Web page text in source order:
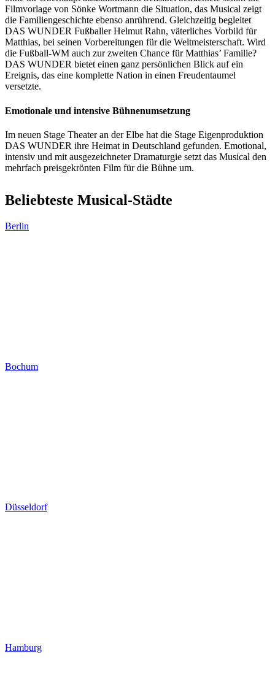
Filmvorlage von Sönke Wortmann die Situation, das Musical zeigt
die Familiengeschichte ebenso anrührend. Gleichzeitig begleitet
DAS WUNDER Fußballer Helmut Rahn, väterliches Vorbild für
Matthias, bei seinen Vorbereitungen für die Weltmeisterschaft. Wird
die Fußball-WM auch zur zweiten Chance für Matthias’ Familie?
DAS WUNDER bietet einen ganz persönlichen Blick auf ein
Ereignis, das eine komplette Nation in einen Freudentaumel
versetzte.
Emotionale und intensive Bühnenumsetzung
Im neuen Stage Theater an der Elbe hat die Stage Eigenproduktion
DAS WUNDER ihre Heimat in Deutschland gefunden. Emotional,
intensiv und mit ausgezeichneter Dramaturgie setzt das Musical den
mehrfach preisgekrönten Film für die Bühne um.
Beliebteste Musical-Städte
Berlin
Bochum
Düsseldorf
Hamburg